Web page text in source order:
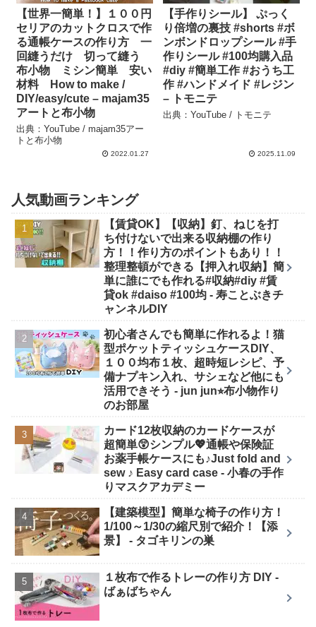
【世界一簡単！】１００円
セリアのカットクロスで作
る通帳ケースの作り方 一
回縫うだけ 切って縫う
布小物 ミシン簡単 安い
材料 How to make /
DIY/easy/cute – majam35
アートと布小物
出典：YouTube / majam35アー
トと布小物
2022.01.27
【手作りシール】 ぷっく
り倍増の裏技 #shorts #ボ
ンボンドロップシール #手
作りシール #100均購入品
#diy #簡単工作 #おうち工
作 #ハンドメイド #レジン
– トモニテ
出典：YouTube / トモニテ
2025.11.09
人気動画ランキング
【賃貸OK】【収納】釘、ねじを打
ち付けないで出来る収納棚の作り
方！！作り方のポイントもあり！！
整理整頓ができる【押入れ収納】簡
単に誰にでも作れる#収納#diy #賃
貸ok #daiso #100均 - 寿ことぶきチ
ャンネルDIY
初心者さんでも簡単に作れるよ！猫
型ポケットティッシュケースDIY、
１００均布１枚、超時短レシピ、予
備ナプキン入れ、サシェなど他にも
活用できそう - jun jun⭐︎布小物作り
のお部屋
カード12枚収納のカードケースが
超簡単😲シンプル💖通帳や保険証
お薬手帳ケースにも♪Just fold and
sew ♪ Easy card case - 小春の手作
りマスクアカデミー
【建築模型】簡単な椅子の作り方！
1/100～1/30の縮尺別で紹介！【添
景】 - タゴキリンの巣
１枚布で作るトレーの作り方 DIY -
ばぁばちゃん